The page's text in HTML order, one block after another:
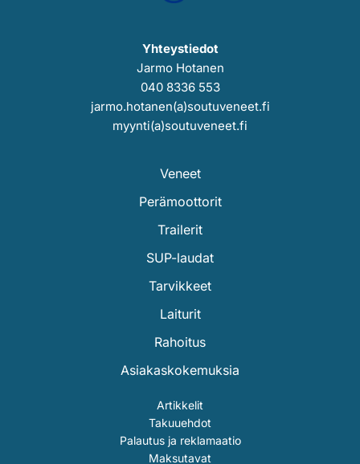
Yhteystiedot
Jarmo Hotanen
040 8336 553
jarmo.hotanen(a)soutuveneet.fi
myynti(a)soutuveneet.fi
Veneet
Perämoottorit
Trailerit
SUP-laudat
Tarvikkeet
Laiturit
Rahoitus
Asiakaskokemuksia
Artikkelit
Takuuehdot
Palautus ja reklamaatio
Maksutavat